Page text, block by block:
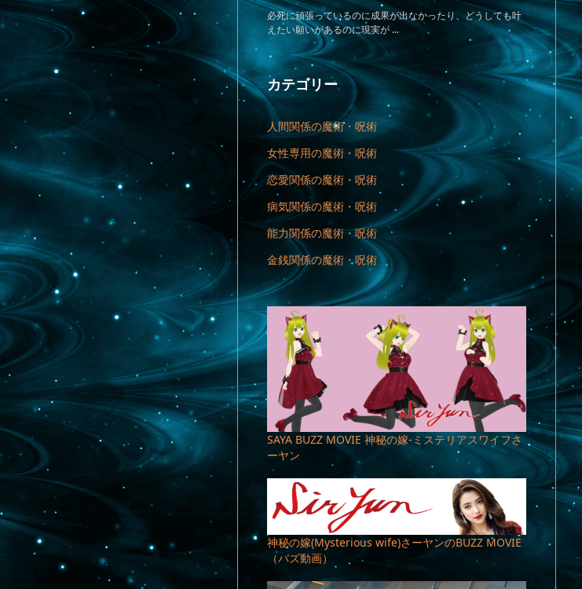
必死に頑張っているのに成果が出なかったり、どうしても叶
えたい願いがあるのに現実が ...
カテゴリー
人間関係の魔術・呪術
女性専用の魔術・呪術
恋愛関係の魔術・呪術
病気関係の魔術・呪術
能力関係の魔術・呪術
金銭関係の魔術・呪術
SAYA BUZZ MOVIE 神秘の嫁-ミステリアスワイフさ
ーヤン
神秘の嫁(Mysterious wife)さーヤンのBUZZ MOVIE
（バズ動画）